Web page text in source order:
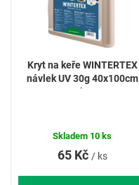
Kryt na keře WINTERTEX
návlek UV 30g 40x100cm
2ks
65 Kč / ks
Skladem 10 ks